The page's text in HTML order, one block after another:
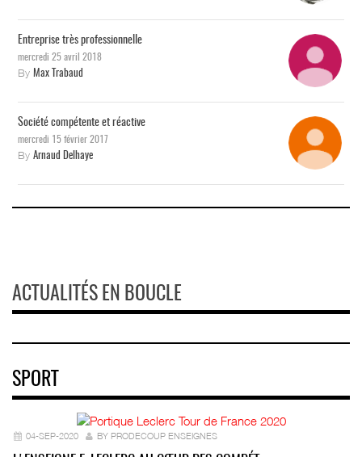
Entreprise très professionnelle
mercredi 25 avril 2018
By Max Trabaud
Société compétente et réactive
mercredi 15 février 2017
By Arnaud Delhaye
ACTUALITÉS EN BOUCLE
SPORT
04-SEP-2020 BY PRODECOUP ENSEIGNES